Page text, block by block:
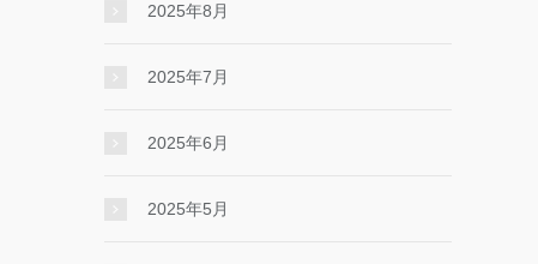
2025年8月
2025年7月
2025年6月
2025年5月